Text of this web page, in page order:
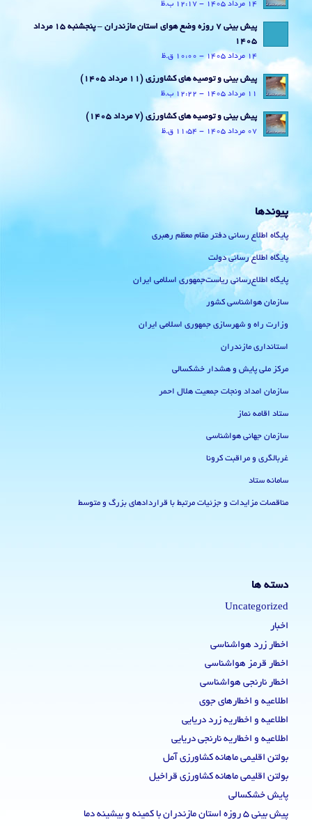
14 مرداد 1405 - 12:17 ب.ظ
پیش بینی 7 روزه وضع هوای استان مازندران – پنجشنبه 15 مرداد
1405
14 مرداد 1405 - 10:00 ق.ظ
پیش بینی و توصیه های کشاورزی (11 مرداد ۱۴۰۵)
11 مرداد 1405 - 12:22 ب.ظ
پیش بینی و توصیه های کشاورزی (7 مرداد ۱۴۰۵)
07 مرداد 1405 - 11:54 ق.ظ
پیوندها
پایگاه اطلاع رسانی دفتر مقام معظم رهبری
پایگاه اطلاع رسانی دولت
پایگاه اطلاع‌رسانی ریاست‌جمهوری اسلامی ایران
سازمان هواشناسی کشور
وزارت راه و شهرسازی جمهوری اسلامی ایران
استانداری مازندران
مرکز ملی پایش و هشدار خشکسالی
سازمان امداد ونجات جمعیت هلال احمر
ستاد اقامه نماز
سازمان جهانی هواشناسی
غربالگری و مراقبت کرونا
سامانه ستاد
مناقصات مزایدات و جزئیات مرتبط با قراردادهای بزرگ و متوسط
دسته ها
Uncategorized
اخبار
اخطار زرد هواشناسی
اخطار قرمز هواشناسی
اخطار نارنجی هواشناسی
اطلاعیه و اخطارهای جوی
اطلاعیه و اخطاریه زرد دریایی
اطلاعیه و اخطاریه نارنجی دریایی
بولتن اقلیمی ماهانه کشاورزی آمل
بولتن اقلیمی ماهانه کشاورزی قراخیل
پایش خشکسالی
پیش بینی 5 روزه استان مازندران با کمینه و بیشینه دما